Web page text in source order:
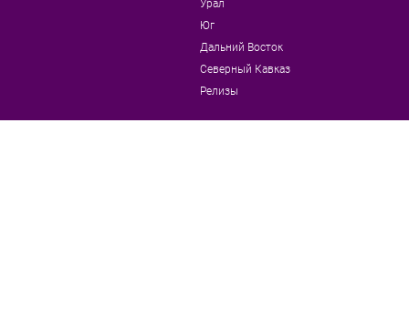
Урал
Юг
Дальний Восток
Северный Кавказ
Релизы